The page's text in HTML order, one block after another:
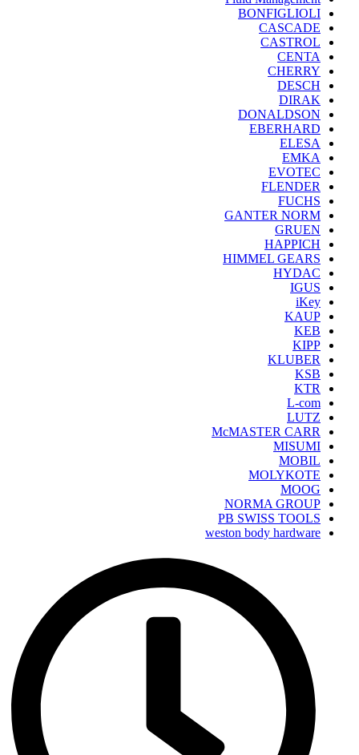
BONFIGLIOLI
CASCADE
CASTROL
CENTA
CHERRY
DESCH
DIRAK
DONALDSON
EBERHARD
ELESA
EMKA
EVOTEC
FLENDER
FUCHS
GANTER NORM
GRUEN
HAPPICH
HIMMEL GEARS
HYDAC
IGUS
iKey
KAUP
KEB
KIPP
KLUBER
KSB
KTR
L-com
LUTZ
McMASTER CARR
MISUMI
MOBIL
MOLYKOTE
MOOG
NORMA GROUP
PB SWISS TOOLS
weston body hardware